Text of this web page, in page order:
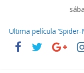
El costo de tener un
decidir
Ultima película